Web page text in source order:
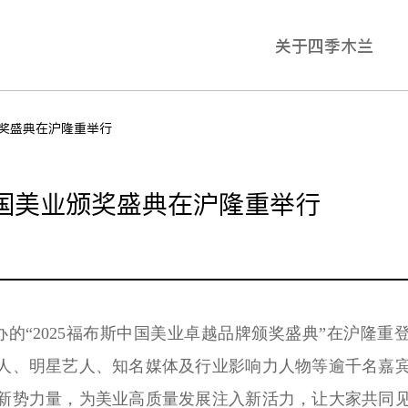
关于四季木兰
盛典在沪隆重举行
业颁奖盛典在沪隆重举行
的“2025福布斯中国美业卓越品牌颁奖盛典”在沪隆重
、明星艺人、知名媒体及行业影响力人物等逾千名嘉
势力量，为美业高质量发展注入新活力，让大家共同